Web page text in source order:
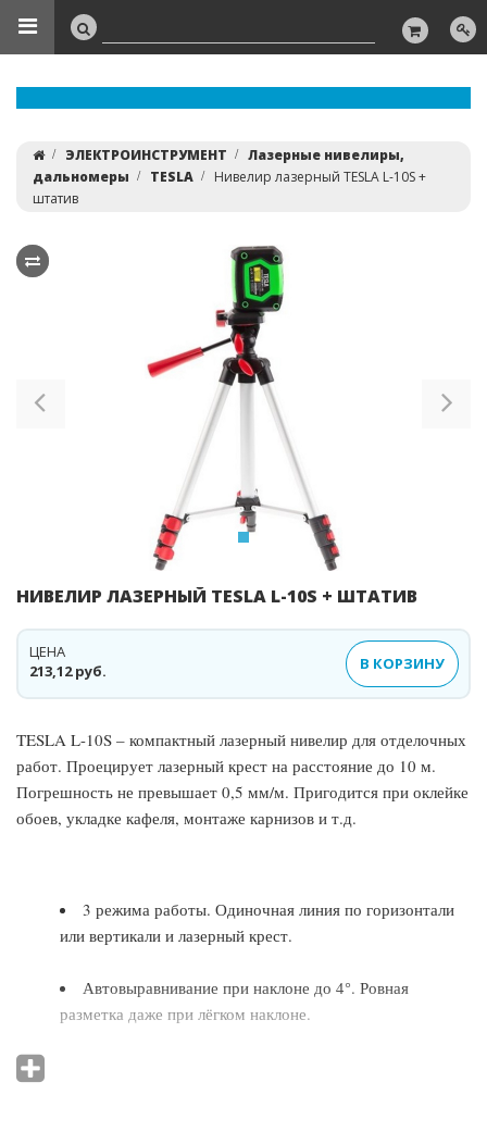
ЭЛЕКТРОИНСТРУМЕНТ
Лазерные нивелиры,
дальномеры
TESLA
Нивелир лазерный TESLA L-10S +
штатив
Previous
НИВЕЛИР ЛАЗЕРНЫЙ TESLA L-10S + ШТАТИВ
213,12 руб.
ЦЕНА
В КОРЗИНУ
TESLA L-10S – компактный лазерный нивелир для отделочных
работ. Проецирует лазерный крест на расстояние до 10 м.
Погрешность не превышает 0,5 мм/м. Пригодится при оклейке
обоев, укладке кафеля, монтаже карнизов и т.д.
3 режима работы. Одиночная линия по горизонтали
или вертикали и лазерный крест.
Автовыравнивание при наклоне до 4°. Ровная
разметка даже при лёгком наклоне.